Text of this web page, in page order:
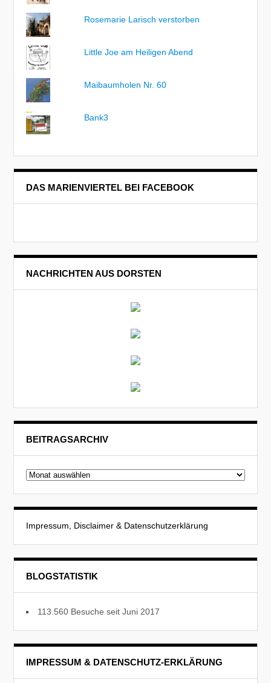
Rosemarie Larisch verstorben
Little Joe am Heiligen Abend
Maibaumholen Nr. 60
Bank3
DAS MARIENVIERTEL BEI FACEBOOK
NACHRICHTEN AUS DORSTEN
BEITRAGSARCHIV
Beitragsarchiv
Impressum, Disclaimer & Datenschutzerklärung
BLOGSTATISTIK
113.560 Besuche seit Juni 2017
IMPRESSUM & DATENSCHUTZ-ERKLÄRUNG